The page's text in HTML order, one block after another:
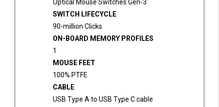
Optical Mouse Switches Gen-3
SWITCH LIFECYCLE
90-million Clicks
ON-BOARD MEMORY PROFILES
1
MOUSE FEET
100% PTFE
CABLE
USB Type A to USB Type C cable